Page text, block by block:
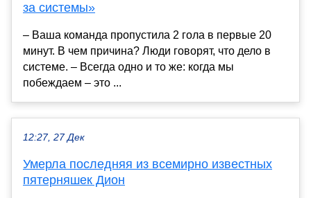
за системы»
– Ваша команда пропустила 2 гола в первые 20
минут. В чем причина? Люди говорят, что дело в
системе. – Всегда одно и то же: когда мы
побеждаем – это ...
12:27, 27 Дек
Умерла последняя из всемирно известных
пятерняшек Дион